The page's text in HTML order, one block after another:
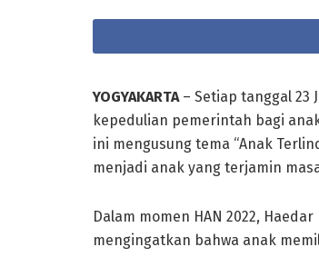
YOGYAKARTA– Setiap tanggal 23
kepedulian pemerintah bagi
ini mengusung tema “Anak
menjadi anak yang terjamin
Dalam momen HAN 2022,
mengingatkan bahwa anak